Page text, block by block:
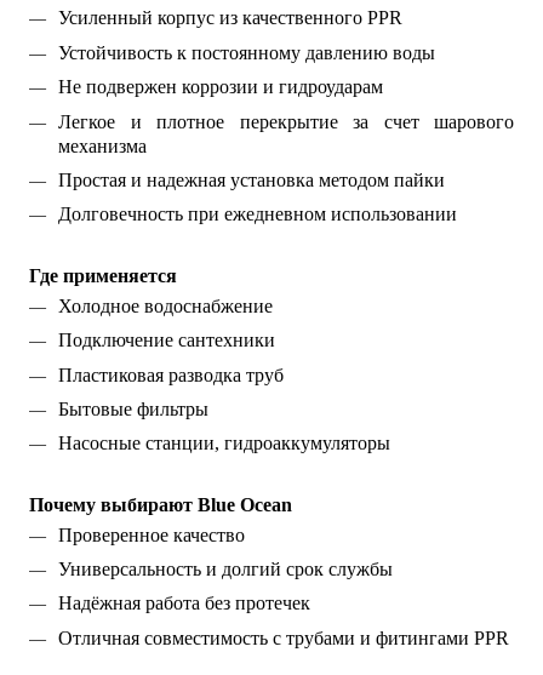
Усиленный корпус из качественного PPR
Устойчивость к постоянному давлению воды
Не подвержен коррозии и гидроударам
Легкое и плотное перекрытие за счет шарового
механизма
Простая и надежная установка методом пайки
Долговечность при ежедневном использовании
Где применяется
Холодное водоснабжение
Подключение сантехники
Пластиковая разводка труб
Бытовые фильтры
Насосные станции, гидроаккумуляторы
Почему выбирают Blue Ocean
Проверенное качество
Универсальность и долгий срок службы
Надёжная работа без протечек
Отличная совместимость с трубами и фитингами PPR